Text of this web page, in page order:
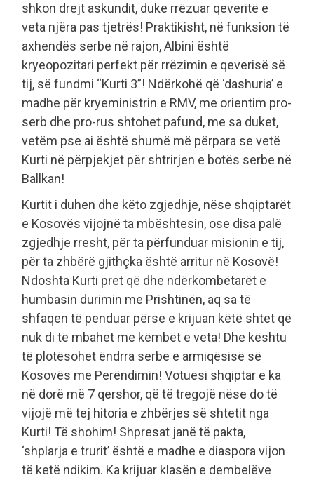
shkon drejt askundit, duke rrëzuar qeveritë e
veta njëra pas tjetrës! Praktikisht, në funksion të
axhendës serbe në rajon, Albini është
kryeopozitari perfekt për rrëzimin e qeverisë së
tij, së fundmi “Kurti 3”! Ndërkohë që ‘dashuria’ e
madhe për kryeministrin e RMV, me orientim pro-
serb dhe pro-rus shtohet pafund, me sa duket,
vetëm pse ai është shumë më përpara se vetë
Kurti në përpjekjet për shtrirjen e botës serbe në
Ballkan!
Kurtit i duhen dhe këto zgjedhje, nëse shqiptarët
e Kosovës vijojnë ta mbështesin, ose disa palë
zgjedhje rresht, për ta përfunduar misionin e tij,
për ta zhbërë gjithçka është arritur në Kosovë!
Ndoshta Kurti pret që dhe ndërkombëtarët e
humbasin durimin me Prishtinën, aq sa të
shfaqen të penduar përse e krijuan këtë shtet që
nuk di të mbahet me këmbët e veta! Dhe kështu
të plotësohet ëndrra serbe e armiqësisë së
Kosovës me Perëndimin! Votuesi shqiptar e ka
në dorë më 7 qershor, që të tregojë nëse do të
vijojë më tej hitoria e zhbërjes së shtetit nga
Kurti! Të shohim! Shpresat janë të pakta,
‘shplarja e trurit’ është e madhe e diaspora vijon
të ketë ndikim. Ka krijuar klasën e dembelëve